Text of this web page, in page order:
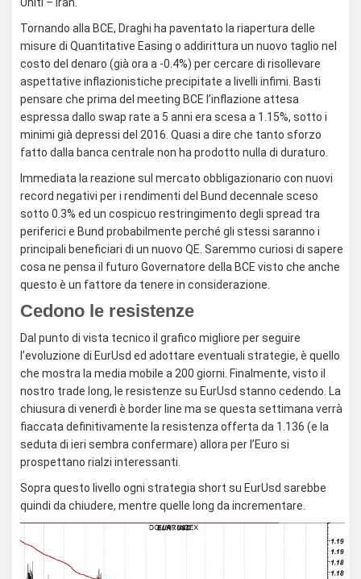
Tornando alla BCE, Draghi ha paventato la riapertura delle
misure di Quantitative Easing o addirittura un nuovo taglio nel
costo del denaro (già ora a -0.4%) per cercare di risollevare
aspettative inflazionistiche precipitate a livelli infimi. Basti
pensare che prima del meeting BCE l’inflazione attesa
espressa dallo swap rate a 5 anni era scesa a 1.15%, sotto i
minimi già depressi del 2016. Quasi a dire che tanto sforzo
fatto dalla banca centrale non ha prodotto nulla di duraturo.
Immediata la reazione sul mercato obbligazionario con nuovi
record negativi per i rendimenti del Bund decennale sceso
sotto 0.3% ed un cospicuo restringimento degli spread tra
periferici e Bund probabilmente perché gli stessi saranno i
principali beneficiari di un nuovo QE. Saremmo curiosi di sapere
cosa ne pensa il futuro Governatore della BCE visto che anche
questo è un fattore da tenere in considerazione.
Cedono le resistenze
Dal punto di vista tecnico il grafico migliore per seguire
l’evoluzione di EurUsd ed adottare eventuali strategie, è quello
che mostra la media mobile a 200 giorni. Finalmente, visto il
nostro trade long, le resistenze su EurUsd stanno cedendo. La
chiusura di venerdì è border line ma se questa settimana verrà
fiaccata definitivamente la resistenza offerta da 1.136 (e la
seduta di ieri sembra confermare) allora per l’Euro si
prospettano rialzi interessanti.
Sopra questo livello ogni strategia short su EurUsd sarebbe
quindi da chiudere, mentre quelle long da incrementare.